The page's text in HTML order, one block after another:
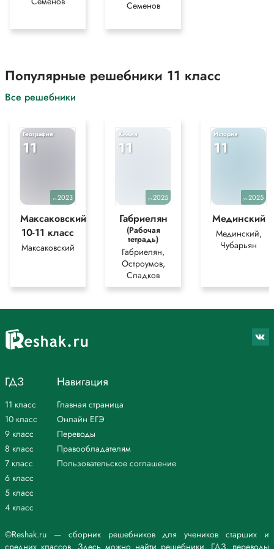
Семенов
Популярные решебники 11 класс
Все решебники
География
11
уч.2023
Максаковский
10-11 класс
Максаковский
Химия
11
уч.2025
Габриелян
(Рабочая
тетрадь)
Габриелян,
Остроумов,
Сладков
История
11
уч.2025
Мединский
Мединский,
Чубарьян
©Reshak.ru — сборник решебников для учеников старших и
средних классов. Здесь можно найти решебники, ГДЗ, переводы
ГДЗ
11 класс
10 класс
9 класс
8 класс
7 класс
6 класс
5 класс
4 класс
Навигация
Главная страница
Онлайн ЕГЭ
Переводы
Правообладателям
Пользовательское соглашение